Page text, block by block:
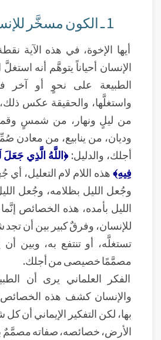
1 ـ الكون مسخَّر للإنسان:
أيها الإخوة، في هذه الآية
الإنسان أحياناً يتوهَّم أنه
الطبيعة على نحوٍ أو
واستغلَّها، والحقيقة عكس
من ليلٍ ونهار، من شمسٍ
وديان، من ينابيع، من
أجلك، والدليل:﴿اللَّهُ الَّذِي جَعَلَ
فِيهِ﴾هذه اللام لام التعليل،
وجُعل الليل بظلامه، وجُعل
الليل بأمده، هذه الخصائص
للإنسان، وفرقٌ كبير بين أن تجد
تستغلَّه، أو تنتفع به، وبين
مصمَّمًا خصيصى من أجلك.
الفكر العلماني يرى أن
والإنسان كشف هذه الخصائص،
بها، لكن التفكير الإيماني أن
الأرض، خصائصه، صفاته مصمَّمٌ